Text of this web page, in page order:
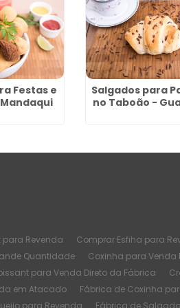
Festas e
Salgados para
no Taboão -
Revenda Comprar Esfiha para
Quantidade Coxinha para Venda
para Venda Direto da Fábrica
em Atacado Fábrica de Coxinha
para Revenda Fábrica de